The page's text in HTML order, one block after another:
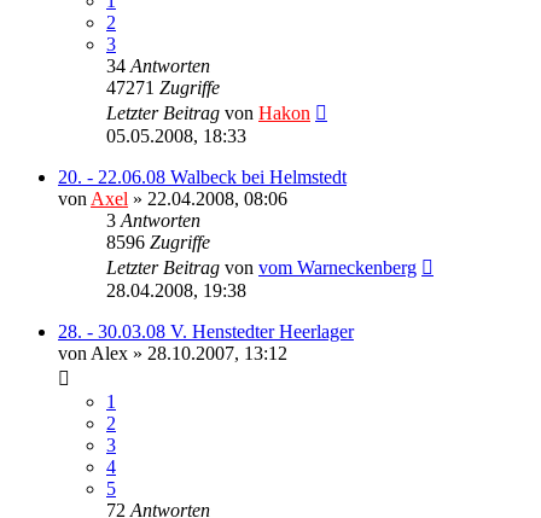
2
3
34Antworten
47271 Zugriffe
Letzter Beitrag von Hakon
05.05.2008, 18:33
20. - 22.06.08 Walbeck bei Helmstedt
vonAxel » 22.04.2008, 08:06
3Antworten
8596 Zugriffe
Letzter Beitrag von vom Warneckenberg
28.04.2008, 19:38
28. - 30.03.08 V. Henstedter Heerlager
vonAlex » 28.10.2007, 13:12
1
2
3
4
5
72Antworten